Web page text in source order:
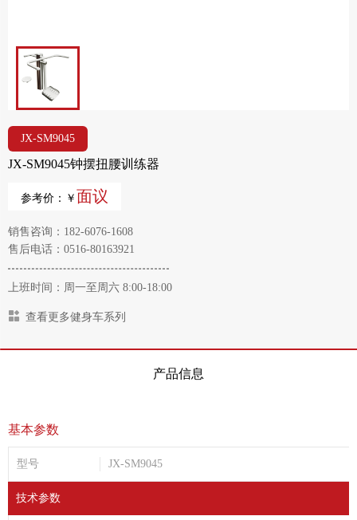
JX-SM9045
JX-SM9045钟摆扭腰训练器
参考价：￥ 面议
销售咨询：182-6076-1608
售后电话：0516-80163921
上班时间：周一至周六 8:00-18:00
查看更多健身车系列
产品信息
基本参数
型号 JX-SM9045
技术参数